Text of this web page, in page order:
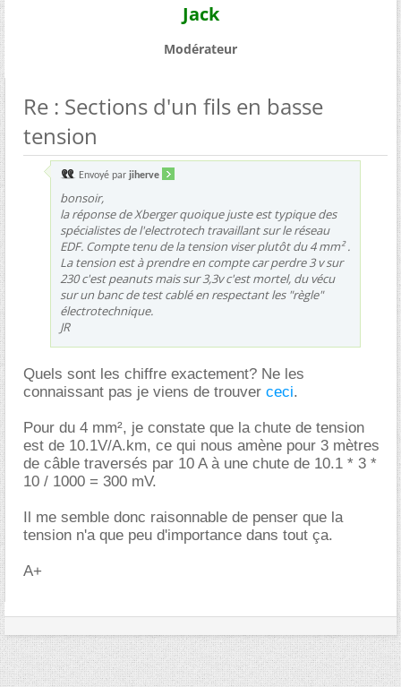
Jack
Modérateur
Re : Sections d'un fils en basse
tension
Envoyé par jiherve
bonsoir,
la réponse de Xberger quoique juste est typique des
spécialistes de l'electrotech travaillant sur le réseau
EDF. Compte tenu de la tension viser plutôt du 4 mm² .
La tension est à prendre en compte car perdre 3 v sur
230 c'est peanuts mais sur 3,3v c'est mortel, du vécu
sur un banc de test cablé en respectant les "règle"
électrotechnique.
JR
Quels sont les chiffre exactement? Ne les
connaissant pas je viens de trouver ceci.
Pour du 4 mm², je constate que la chute de tension
est de 10.1V/A.km, ce qui nous amène pour 3 mètres
de câble traversés par 10 A à une chute de 10.1 * 3 *
10 / 1000 = 300 mV.
Il me semble donc raisonnable de penser que la
tension n'a que peu d'importance dans tout ça.
A+